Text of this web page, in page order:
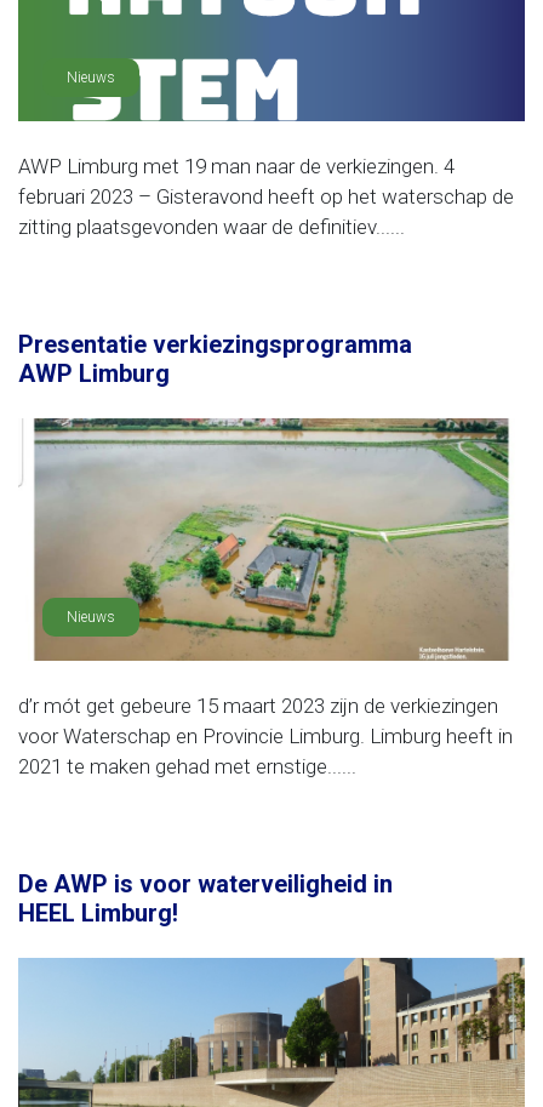
Nieuws
AWP Limburg met 19 man naar de verkiezingen. 4
februari 2023 – Gisteravond heeft op het waterschap de
zitting plaatsgevonden waar de definitiev......
Presentatie verkiezingsprogramma
AWP Limburg
Nieuws
d’r mót get gebeure 15 maart 2023 zijn de verkiezingen
voor Waterschap en Provincie Limburg. Limburg heeft in
2021 te maken gehad met ernstige......
De AWP is voor waterveiligheid in
HEEL Limburg!